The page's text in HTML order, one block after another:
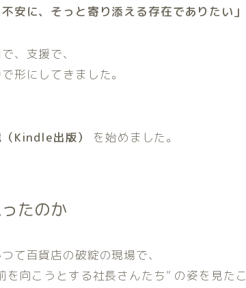
安に、そっと寄り添える存在でありたい」
、支援で、
形にしてきました。
Kindle出版）
を始めました。
たのか
て百貨店の破綻の現場で、
向こうとする社長さんたち” の姿を見たこ